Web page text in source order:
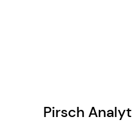
Pirsch